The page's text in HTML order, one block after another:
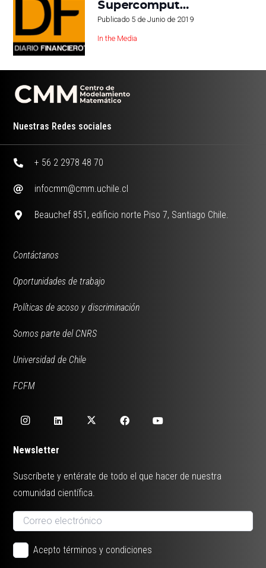
Supercomput…
Publicado 5 de Junio de 2019
In the Media
Nuestras Redes sociales
+ 56 2 2978 48 70
infocmm@cmm.uchile.cl
Beauchef 851, edificio norte Piso 7, Santiago Chile.
Contáctanos
Oportunidades de trabajo
Políticas de acoso y discriminación
Somos parte del CNRS
Universidad de Chile
FCFM
Newsletter
Suscríbete y entérate de todo el que hacer de nuestra
comunidad científica.
Acepto términos y condiciones